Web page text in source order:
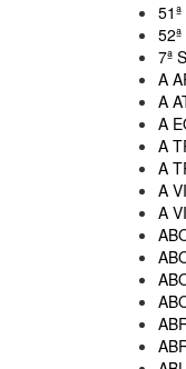
7ª
A
A
A
A
A
A
A